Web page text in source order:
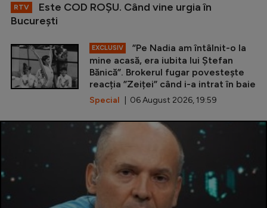
RTV
Este COD ROŞU. Când vine urgia în
Bucureşti
EXCLUSIV
”Pe Nadia am întâlnit-o la
mine acasă, era iubita lui Ștefan
Bănică”. Brokerul fugar povestește
reacția ”Zeiței” când i-a intrat în baie
Special | 06 August 2026, 19:59